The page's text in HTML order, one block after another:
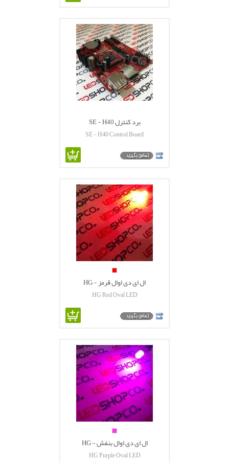
برد کنترل SE - H40
SE - H40 Control Board
ال ای دی اوال قرمز - HG
HG Red Oval LED
ال ای دی اوال بنفش - HG
HG Purple Oval LED